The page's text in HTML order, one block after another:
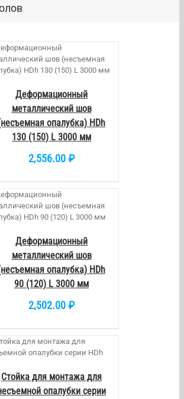
Деформационный
металлический шов
опалубка) HDh
130 (150) L 3000 мм
2,556.00 ₽
Деформационный
металлический шов
опалубка) HDh
90 (120) L 3000 мм
2,502.00 ₽
Стойка для монтажа для
опалубки серии